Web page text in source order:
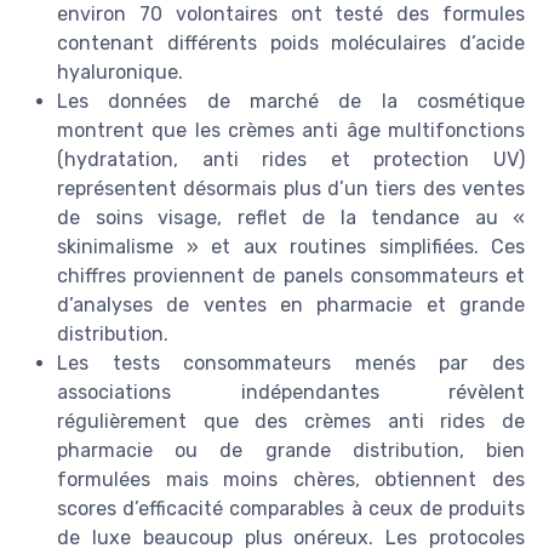
environ 70 volontaires ont testé des formules
contenant différents poids moléculaires d’acide
hyaluronique.
Les données de marché de la cosmétique
montrent que les crèmes anti âge multifonctions
(hydratation, anti rides et protection UV)
représentent désormais plus d’un tiers des ventes
de soins visage, reflet de la tendance au «
skinimalisme » et aux routines simplifiées. Ces
chiffres proviennent de panels consommateurs et
d’analyses de ventes en pharmacie et grande
distribution.
Les tests consommateurs menés par des
associations indépendantes révèlent
régulièrement que des crèmes anti rides de
pharmacie ou de grande distribution, bien
formulées mais moins chères, obtiennent des
scores d’efficacité comparables à ceux de produits
de luxe beaucoup plus onéreux. Les protocoles